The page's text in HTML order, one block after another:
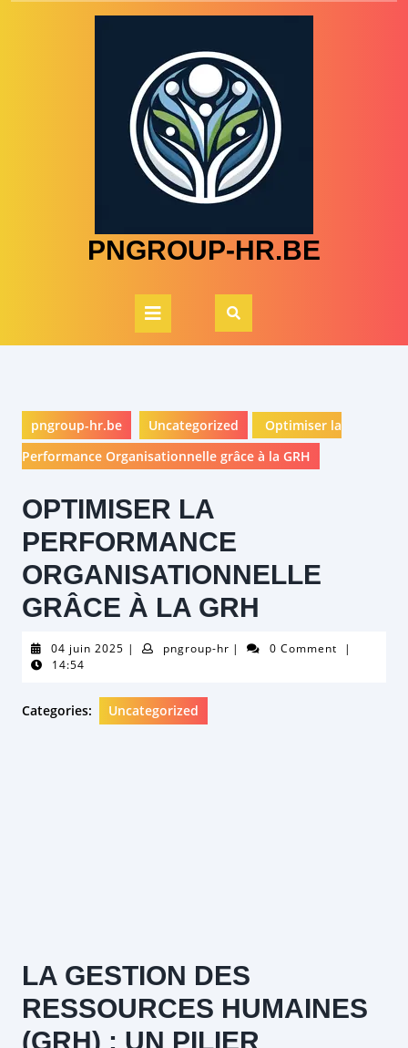
PNGROUP-HR.BE
Open
Button
pngroup-hr.be Uncategorized
Optimiser la
Performance Organisationnelle grâce à la GRH
OPTIMISER LA
PERFORMANCE
ORGANISATIONNELLE
GRÂCE À LA GRH
04 juin 2025 04| pngroup-hrpngroup-
| 0 Comment
|
14:54
Categories: Uncategorized
LA GESTION DES
RESSOURCES HUMAINES
(GRH) : UN PILIER